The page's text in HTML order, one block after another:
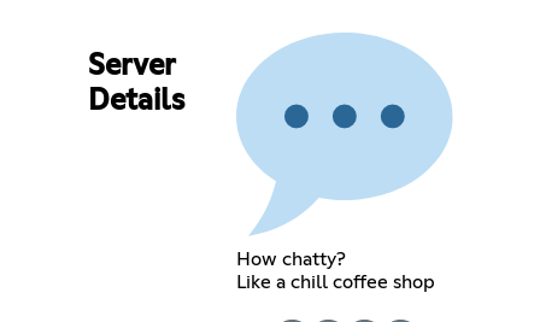
Server
Details
How chatty?
Like a chill coffee shop